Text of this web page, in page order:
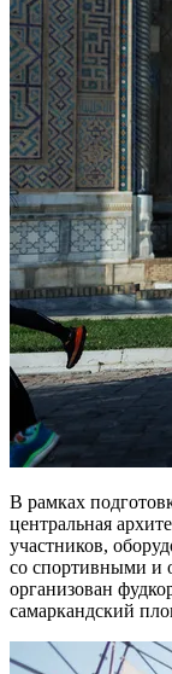
В рамках
центральная
участников,
со спортивными и
организован
самаркандский